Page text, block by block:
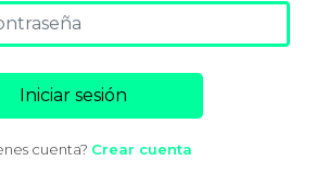
Iniciar sesión
cuenta? Crear cuenta